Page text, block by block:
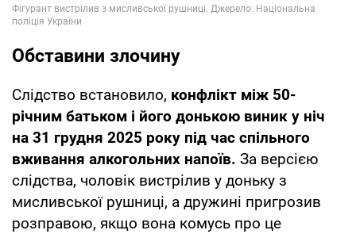
Обставини злочину
Слідство встановило, конфлікт між 50-
річним батьком і його донькою виник у ніч
на 31 грудня 2025 року під час спільного
вживання алкогольних напоїв. За версією
слідства, чоловік вистрілив у доньку з
мисливської рушниці, а дружині пригрозив
розправою, якщо вона комусь про це